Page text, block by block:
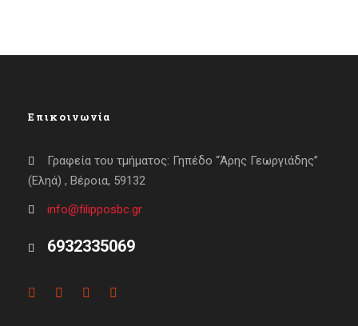
Επικοινωνία
Γραφεία του τμήματος: Γηπέδο “Άρης Γεωργιάδης”
(Εληά) , Βέροια, 59132
info@filipposbc.gr
6932335069